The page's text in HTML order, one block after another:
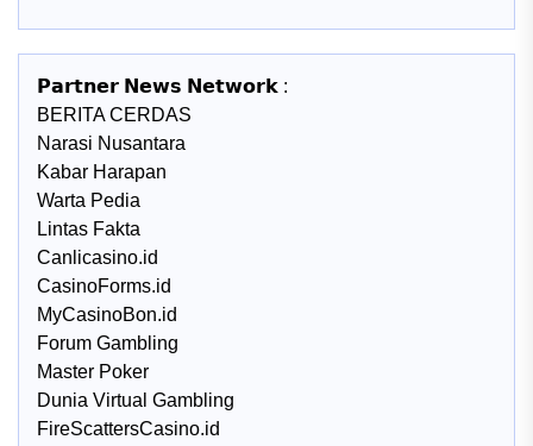
𝗣𝗮𝗿𝘁𝗻𝗲𝗿 𝗡𝗲𝘄𝘀 𝗡𝗲𝘁𝘄𝗼𝗿𝗸 :
BERITA CERDAS
Narasi Nusantara
Kabar Harapan
Warta Pedia
Lintas Fakta
Canlicasino.id
CasinoForms.id
MyCasinoBon.id
Forum Gambling
Master Poker
Dunia Virtual Gambling
FireScattersCasino.id